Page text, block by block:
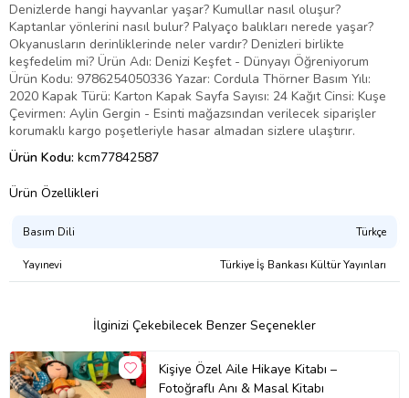
Denizlerde hangi hayvanlar yaşar? Kumullar nasıl oluşur?
Kaptanlar yönlerini nasıl bulur? Palyaço balıkları nerede yaşar?
Okyanusların derinliklerinde neler vardır? Denizleri birlikte
keşfedelim mi? Ürün Adı: Denizi Keşfet - Dünyayı Öğreniyorum
Ürün Kodu: 9786254050336 Yazar: Cordula Thörner Basım Yılı:
2020 Kapak Türü: Karton Kapak Sayfa Sayısı: 24 Kağıt Cinsi: Kuşe
Çevirmen: Aylin Gergin - Esinti mağazsından verilecek siparişler
korumaklı kargo poşetleriyle hasar almadan sizlere ulaştırır.
Ürün Kodu: kcm77842587
Ürün Özellikleri
Basım Dili Türkçe
Yayınevi Türkiye İş Bankası Kültür Yayınları
İlginizi Çekebilecek Benzer Seçenekler
Kişiye Özel Aile Hikaye Kitabı –
Fotoğraflı Anı & Masal Kitabı